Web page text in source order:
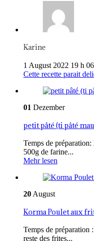
Karine
1 August 2022 19 h
Cette recette parait
01 Dezember
petit pâté (ti pâté
Temps de
500g de farine...
Mehr lesen
20 August
Korma Poulet aux
Temps de
reste des frites...